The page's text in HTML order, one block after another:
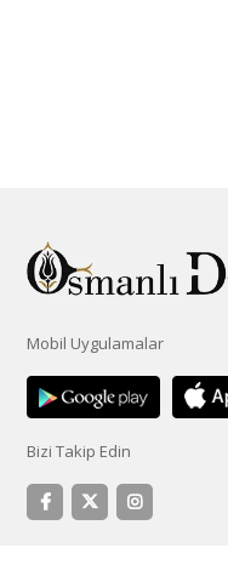
Mobil Uygulamalar
Bizi Takip Edin